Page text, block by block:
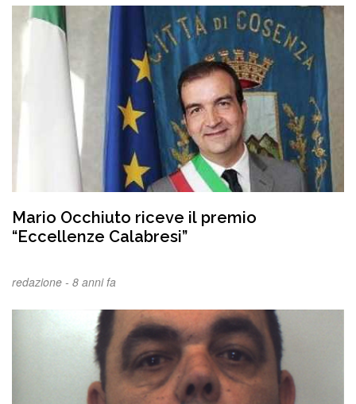
Mario Occhiuto riceve il premio
“Eccellenze Calabresi”
redazione - 8 anni fa